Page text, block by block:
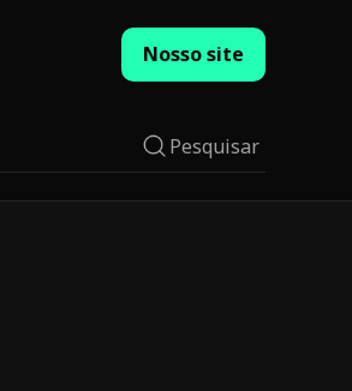
Nosso site
Pesquisar